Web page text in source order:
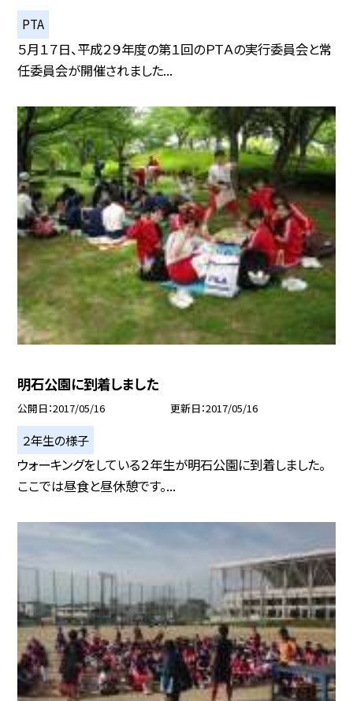
PTA
５月１７日、平成２９年度の第１回のＰＴＡの実行委員会と常
任委員会が開催されました...
明石公園に到着しました
公開日 2017/05/16 更新日 2017/05/16
２年生の様子
ウォーキングをしている２年生が明石公園に到着しました。
ここでは昼食と昼休憩です。...